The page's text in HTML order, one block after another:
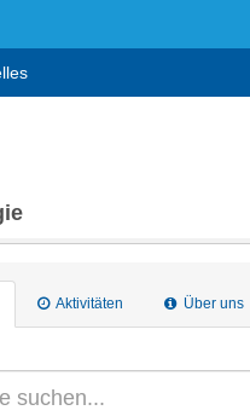
Aktivitäten Über uns